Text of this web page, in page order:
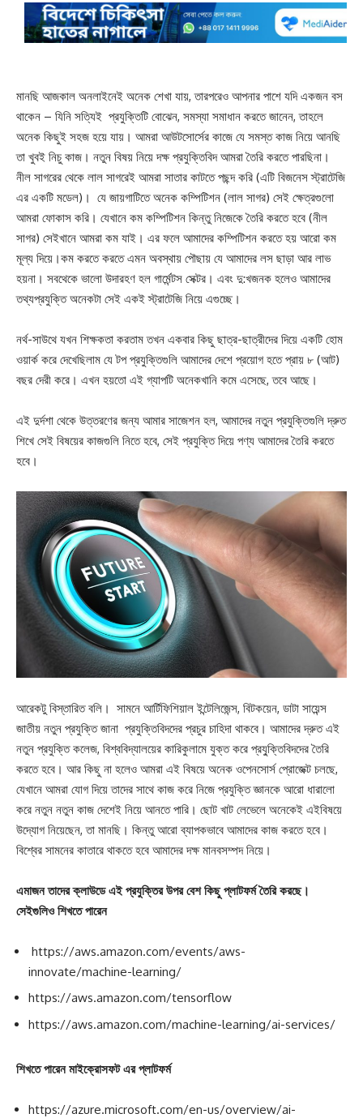
মানছি আজকাল অনলাইনেই অনেক শেখা যায়, তারপরেও আপনার পাশে যদি একজন বস
থাকেন – যিনি সত্যিই প্রযুক্তিটি বোঝেন, সমস্যা সমাধান করতে জানেন, তাহলে
অনেক কিছুই সহজ হয়ে যায়। আমরা আউটসোর্সের কাজে যে সমস্ত কাজ নিয়ে আনছি
তা খুবই নিচু কাজ। নতুন বিষয় নিয়ে দক্ষ প্রযুক্তিবিদ আমরা তৈরি করতে পারছিনা।
নীল সাগরের থেকে লাল সাগরেই আমরা সাতার কাটতে পছন্দ করি (এটি বিজনেস স্ট্রাটেজি
এর একটি মডেল)। যে জায়গাটিতে অনেক কম্পিটিশন (লাল সাগর) সেই ক্ষেত্রগুলো
আমরা ফোকাস করি। যেখানে কম কম্পিটিশন কিন্তু নিজেকে তৈরি করতে হবে (নীল
সাগর) সেইখানে আমরা কম যাই। এর ফলে আমাদের কম্পিটিশন করতে হয় আরো কম
মূল্য দিয়ে।কম করতে করতে এমন অবস্থায় পৌছায় যে আমাদের লস ছাড়া আর লাভ
হয়না। সবথেকে ভালো উদারহণ হল গার্মেন্টস সেক্টর। এবং দু:খজনক হলেও আমাদের
তথ্যপ্রযুক্তি অনেকটা সেই একই স্ট্রাটেজি নিয়ে এগুচ্ছে।
নর্থ-সাউথে যখন শিক্ষকতা করতাম তখন একবার কিছু ছাত্র-ছাত্রীদের দিয়ে একটি হোম
ওয়ার্ক করে দেখেছিলাম যে টপ প্রযুক্তিগুলি আমাদের দেশে প্রয়োগ হতে প্রায় ৮ (আট)
বছর দেরী করে। এখন হয়তো এই গ্যাপটি অনেকখানি কমে এসেছে, তবে আছে।
এই দুর্দশা থেকে উত্তরণের জন্য আমার সাজেশন হল, আমাদের নতুন প্রযুক্তিগুলি দ্রুত
শিখে সেই বিষয়ের কাজগুলি নিতে হবে, সেই প্রযুক্তি দিয়ে পণ্য আমাদের তৈরি করতে
হবে।
আরেকটু বিস্তারিত বলি। সামনে আর্টিফিশিয়াল ইন্টেলিজেন্স, বিটকয়েন, ডাটা সায়েন্স
জাতীয় নতুন প্রযুক্তি জানা প্রযুক্তিবিদদের প্রচুর চাহিদা থাকবে। আমাদের দ্রুত এই
নতুন প্রযুক্তি কলেজ, বিশ্ববিদ্যালয়ের কারিকুলামে যুক্ত করে প্রযু্ক্তিবিদদের তৈরি
করতে হবে। আর কিছু না হলেও আমরা এই বিষয়ে অনেক ওপেনসোর্স প্রোজেক্ট চলছে,
যেখানে আমরা যোগ দিয়ে তাদের সাথে কাজ করে নিজে প্রযুক্তি জ্ঞানকে আরো ধারালো
করে নতুন নতুন কাজ দেশেই নিয়ে আনতে পারি। ছোট খাট লেভেলে অনেকেই এইবিষয়ে
উদ্যোগ নিয়েছেন, তা মানছি। কিন্তু আরো ব্যাপকভাবে আমাদের কাজ করতে হবে।
বিশ্বের সামনের কাতারে থাকতে হবে আমাদের দক্ষ মানবসম্পদ নিয়ে।
এমাজন তাদের ক্লাউডে এই প্রযুক্তির উপর বেশ কিছু প্লাটফর্ম তৈরি করছে।
সেইগুলিও শিখতে পারেন
https://aws.amazon.com/events/aws-
innovate/machine-learning/
https://aws.amazon.com/tensorflow
https://aws.amazon.com/machine-learning/ai-services/
শিখতে পারেন মাইক্রোসফট এর প্লাটফর্ম
https://azure.microsoft.com/en-us/overview/ai-